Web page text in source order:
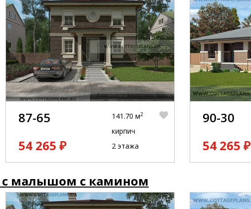
87-65
54 265 ₽
141.70 м2
кирпич
2 этажа
90-30
54 265 ₽
с малышом с камином